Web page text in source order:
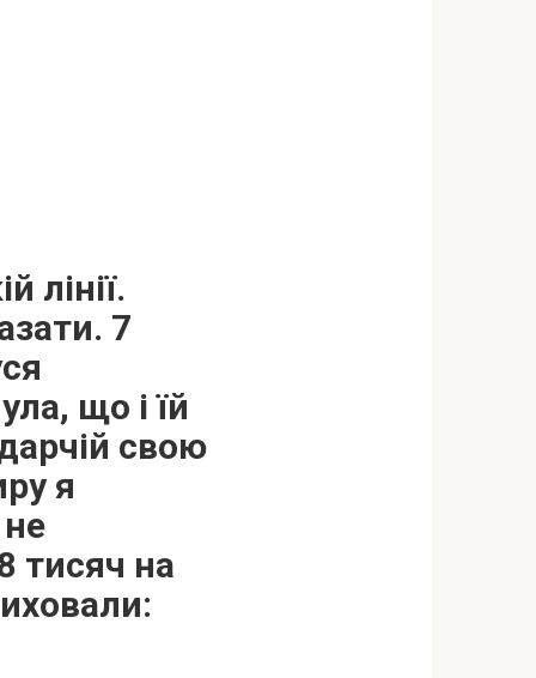
лінії.
7
що і їй
свою
я
тисяч на